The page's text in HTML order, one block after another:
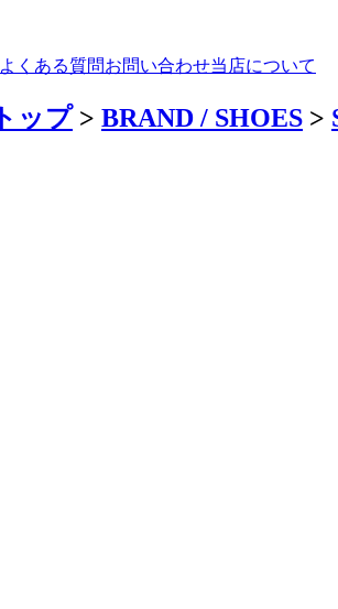
よくある質問お問い合わせ当店について
トップ> BRAND / SHOES >